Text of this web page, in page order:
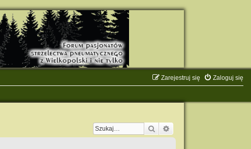
Zaloguj się
Zarejestruj się
Szukaj